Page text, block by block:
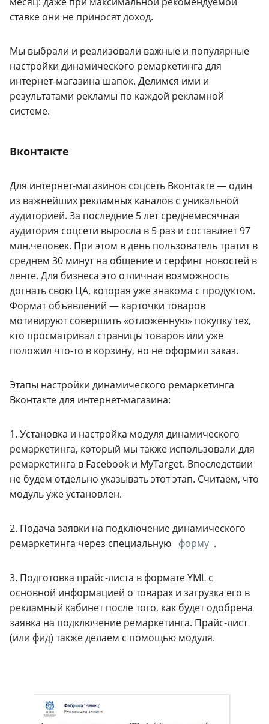
ставке они не приносят доход.
Мы выбрали и реализовали важные и популярные
настройки динамического ремаркетинга для
интернет-магазина шапок. Делимся ими и
результатами рекламы по каждой рекламной
системе.
Вконтакте
Для интернет-магазинов соцсеть Вконтакте — один
из важнейших рекламных каналов с уникальной
аудиторией. За последние 5 лет среднемесячная
аудитория соцсети выросла в 5 раз и составляет 97
млн.человек. При этом в день пользователь тратит в
среднем 30 минут на общение и серфинг новостей в
ленте. Для бизнеса это отличная возможность
догнать свою ЦА, которая уже знакома с продуктом.
Формат объявлений — карточки товаров
мотивируют совершить «отложенную» покупку тех,
кто просматривал страницы товаров или уже
положил что-то в корзину, но не оформил заказ.
Этапы настройки динамического ремаркетинга
Вконтакте для интернет-магазина:
1. Установка и настройка модуля динамического
ремаркетинга, который мы также использовали для
ремаркетинга в Facebook и MyTarget. Впоследствии
не будем отдельно указывать этот этап. Считаем, что
модуль уже установлен.
2. Подача заявки на подключение динамического
ремаркетинга через специальную форму .
3. Подготовка прайс-листа в формате YML с
основной информацией о товарах и загрузка его в
рекламный кабинет после того, как будет одобрена
заявка на подключение ремаркетинга. Прайс-лист
(или фид) также делаем с помощью модуля.